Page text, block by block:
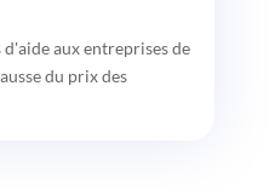
d'aide aux entreprises de
du prix des